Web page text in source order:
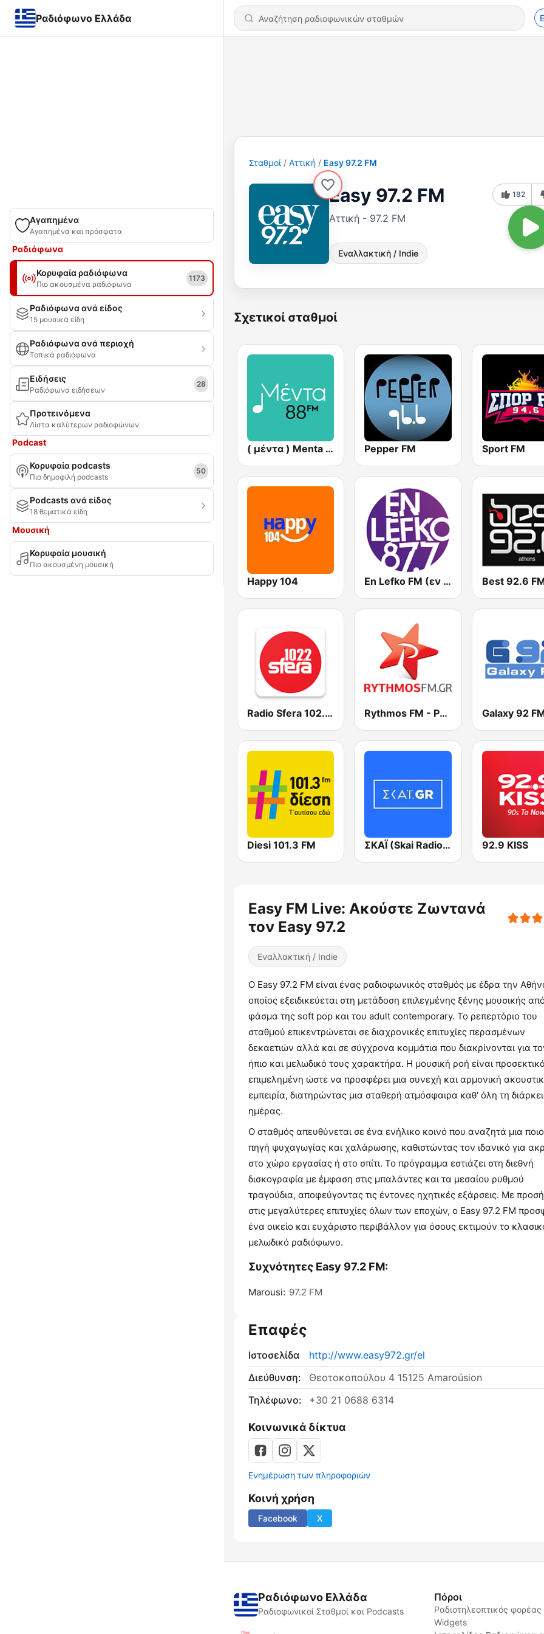
Ραδιόφωνο Ελλάδα
Αγαπημένα
Αγαπημένα και πρόσφατα
Ραδιόφωνα
Κορυφαία ραδιόφωνα
Πιο ακουσμένα ραδιόφωνα
1173
Ραδιόφωνα ανά είδος
15 μουσικά είδη
Ραδιόφωνα ανά περιοχή
Τοπικά ραδιόφωνα
Ειδήσεις
Ραδιόφωνα ειδήσεων
28
Προτεινόμενα
Λίστα καλύτερων ραδιοφώνων
Podcast
Κορυφαία podcasts
Πιο δημοφιλή podcasts
50
Podcasts ανά είδος
18 θεματικά είδη
Μουσική
Κορυφαία μουσική
Πιο ακουσμένη μουσική
Σταθμοί Αττική Easy 97.2 FM
Easy 97.2 FM
Αττική - 97.2 FM
Εναλλακτική / Indie
182
Σχετικοί σταθμοί
( μέντα ) Menta 88 FM Pepper FM Sport FM
Happy 104 En Lefko FM (εν λευκω) Best 92.6
Radio Sfera 102.2 FM Rythmos FM - Ρυθμος 94.9 Galaxy 92
Diesi 101.3 FM ΣΚΑΪ (Skai Radio 100.3) 92.9 KISS
Easy FM Live: Ακούστε Ζωντανά
τον Easy 97.2
Εναλλακτική / Indie
Ο Easy 97.2 FM είναι ένας ραδιοφωνικός σταθμός με έδρα την
οποίος εξειδικεύεται στη μετάδοση επιλεγμένης ξένης μουσικής
φάσμα της soft pop και του adult contemporary. Το ρεπερτόριο του
σταθμού επικεντρώνεται σε διαχρονικές επιτυχίες περασμένων
δεκαετιών αλλά και σε σύγχρονα κομμάτια που διακρίνονται για
ήπιο και μελωδικό τους χαρακτήρα. Η μουσική ροή είναι
επιμελημένη ώστε να προσφέρει μια συνεχή και αρμονική
εμπειρία, διατηρώντας μια σταθερή ατμόσφαιρα καθ' όλη τη
ημέρας.
Ο σταθμός απευθύνεται σε ένα ενήλικο κοινό που αναζητά μια
πηγή ψυχαγωγίας και χαλάρωσης, καθιστώντας τον ιδανικό για
στο χώρο εργασίας ή στο σπίτι. Το πρόγραμμα εστιάζει στη διεθνή
δισκογραφία με έμφαση στις μπαλάντες και τα μεσαίου ρυθμού
τραγούδια, αποφεύγοντας τις έντονες ηχητικές εξάρσεις. Με
στις μεγαλύτερες επιτυχίες όλων των εποχών, ο Easy 97.2 FM
ένα οικείο και ευχάριστο περιβάλλον για όσους εκτιμούν το
μελωδικό ραδιόφωνο.
Συχνότητες Easy 97.2 FM:
Marousi: 97.2 FM
Επαφές
Ιστοσελίδα
http://www.easy972.gr/el
Διεύθυνση:
Θεοτοκοπούλου 4 15125 Amaroúsion
Τηλέφωνο:
+30 21 0688 6314
Κοινωνικά δίκτυα
Ενημέρωση των πληροφοριών
Κοινή χρήση
Facebook X
Ραδιόφωνο Ελλάδα
Ραδιοφωνικοί Σταθμοί και Podcasts
Πόροι
Ραδιοτηλεοπτικός φορέας
Widgets